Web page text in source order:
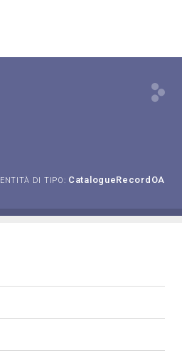
ENTITÀ DI TIPO: CatalogueRecordOA